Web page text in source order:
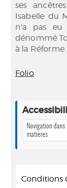
ses
Isabelle du
n'a pas eu
dénommé
à la
Folio
Navigation
matières
Conditions